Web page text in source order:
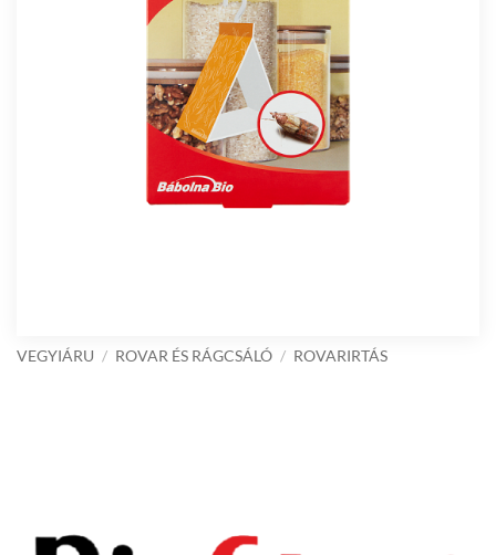
VEGYIÁRU / ROVAR ÉS RÁGCSÁLÓ / ROVARIRTÁS